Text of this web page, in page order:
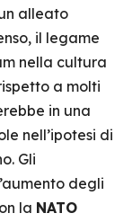
alleato
il legame
nella cultura
a molti
in una
nell’ipotesi di
Gli
degli
la NATO